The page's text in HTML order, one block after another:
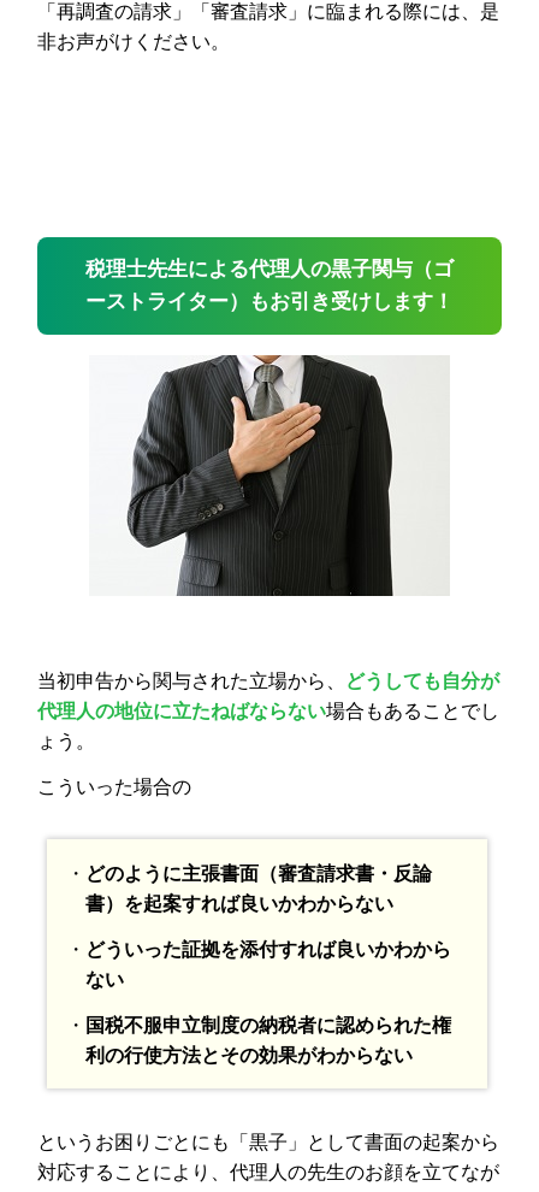
「再調査の請求」「審査請求」に臨まれる際には、是
非お声がけください。
税理士先生による代理人の黒子関与（ゴ
ーストライター）もお引き受けします！
当初申告から関与された立場から、 どうしても自分が
代理人の地位に立たねばならない場合もあることでし
ょう。
こういった場合の
・ どのように主張書面（審査請求書・反論
書）を起案すれば良いかわからない
・ どういった証拠を添付すれば良いかわから
ない
・ 国税不服申立制度の納税者に認められた権
利の行使方法とその効果がわからない
というお困りごとにも「黒子」として書面の起案から
対応することにより、代理人の先生のお顔を立てなが